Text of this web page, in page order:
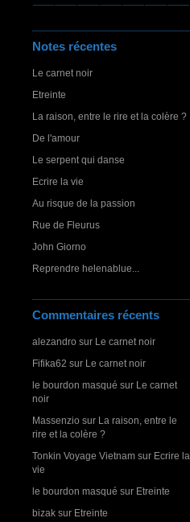
Notes récentes
Le carnet noir
Etreinte
La raison, entre le rire et la colère ?
De l'amour
Le serpent qui danse
Ecrire la vie
Au risque de la passion
Rue de Fleurus
John Giorno
Reprendre helenablue...
Commentaires récents
alezandro sur Le carnet noir
Fifika62 sur Le carnet noir
le bourdon masqué sur Le carnet
noir
Massenzio sur La raison, entre le
rire et la colère ?
Tonkin Voyage Vietnam sur Ecrire la
vie
le bourdon masqué sur Etreinte
bizak sur Etreinte